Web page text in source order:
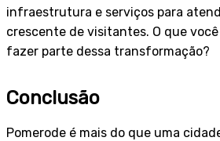
infraestrutura e serviços para
crescente de visitantes. O que
fazer parte dessa transformação?
Conclusão
Pomerode é mais do que uma